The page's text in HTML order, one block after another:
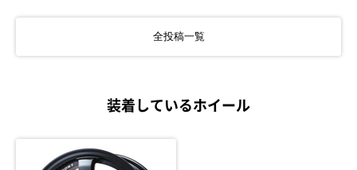
全投稿一覧
装着しているホイール